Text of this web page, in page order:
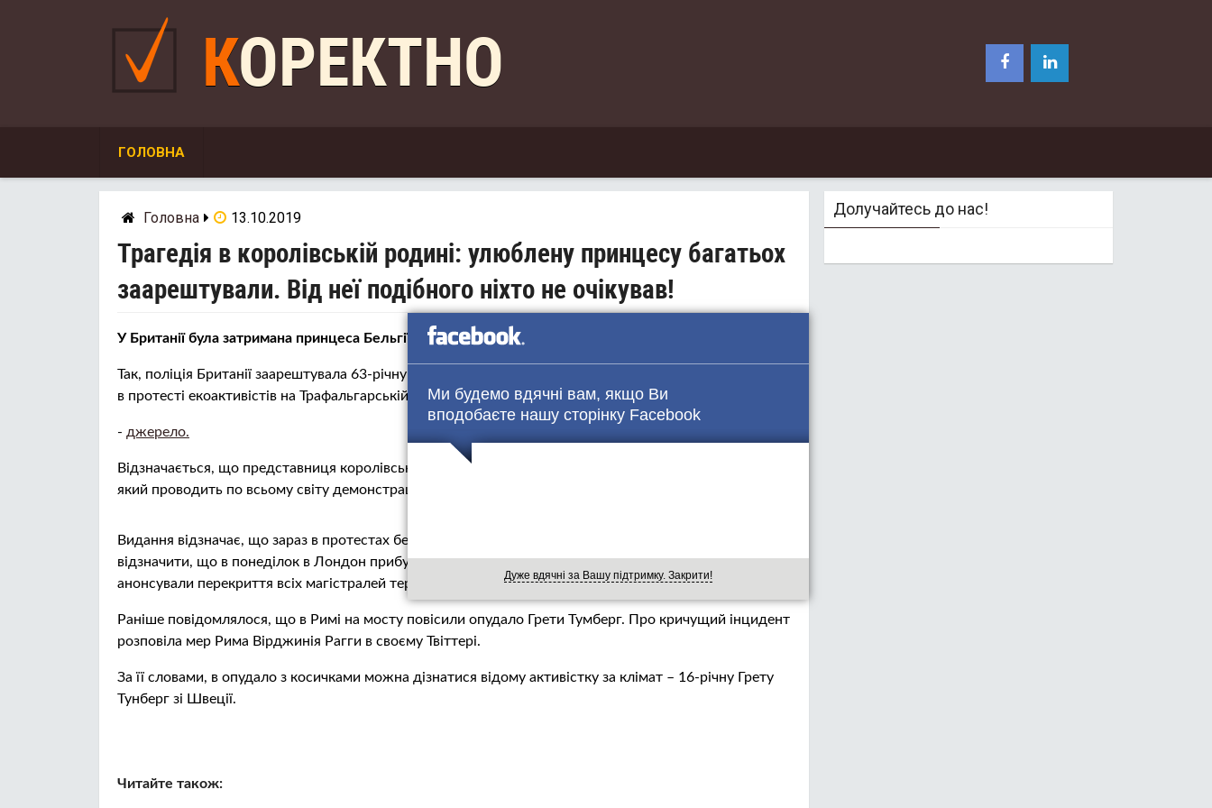
Ми будемо вдячні вам, якщо Ви
вподобаєте нашу сторінку Facebook
Дуже вдячні за Вашу підтримку. Закрити!
КОРЕКТНО
ГОЛОВНА
Головна 13.10.2019
Трагедія в королівській родині: улюблену принцесу багатьох
заарештували. Від неї подібного ніхто не очікував!
У Британії була затримана принцеса Бельгії Марію Есмеральда
Так, поліція Британії заарештувала 63-річну принцесу Бельгії Марію Есмеральду. Вона брала участь
в протесті екоактивістів на Трафальгарській площі. Про це повідомляє видання The Telegraph.
- джерело.
Відзначається, що представниця королівської сім’ї висловила підтримку екоруху Extinction Rebellion,
який проводить по всьому світу демонстрації за бездіяльність в питаннях клімату.
Видання відзначає, що зараз в протестах беруть участь близько 1100 екоактивістів. Варто
відзначити, що в понеділок в Лондон прибудуть екоактивісти з усіх куточків світу. Вони вже
анонсували перекриття всіх магістралей терміном мінімум на два тижні.
Раніше повідомлялося, що в Римі на мосту повісили опудало Грети Тумберг. Про кричущий інцидент
розповіла мер Рима Вірджинія Рагги в своєму Твіттері.
За її словами, в опудало з косичками можна дізнатися відому активістку за клімат – 16-річну Грету
Тунберг зі Швеції.
Читайте також:
Долучайтесь до нас!